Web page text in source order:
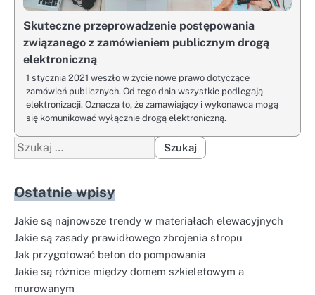
Skuteczne przeprowadzenie postępowania
związanego z zamówieniem publicznym drogą
elektroniczną
1 stycznia 2021 weszło w życie nowe prawo dotyczące
zamówień publicznych. Od tego dnia wszystkie podlegają
elektronizacji. Oznacza to, że zamawiający i wykonawca mogą
się komunikować wyłącznie drogą elektroniczną.
Szukaj:
Ostatnie wpisy
Jakie są najnowsze trendy w materiałach elewacyjnych
Jakie są zasady prawidłowego zbrojenia stropu
Jak przygotować beton do pompowania
Jakie są różnice między domem szkieletowym a
murowanym